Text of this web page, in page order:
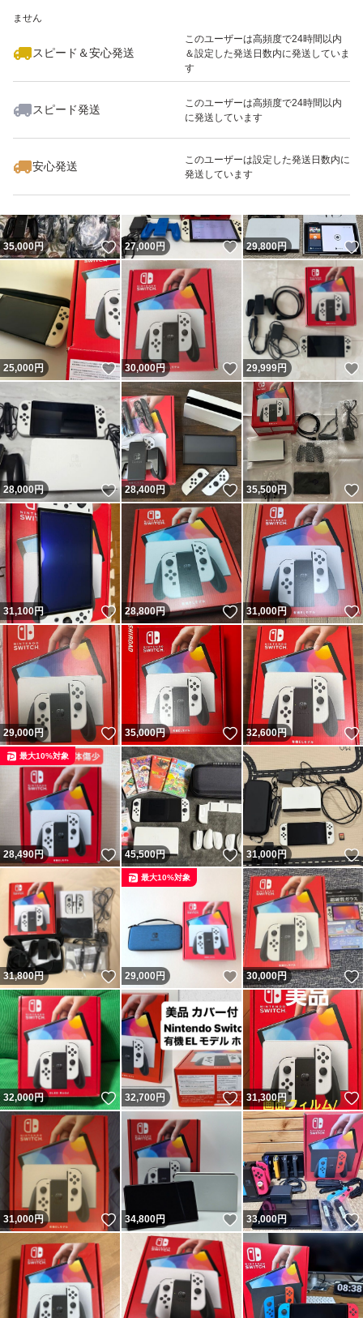
ません
スピード＆安心発送
このユーザーは高頻度で24時間以内
＆設定した発送日数内に発送していま
す
スピード発送
このユーザーは高頻度で24時間以内
に発送しています
安心発送
このユーザーは設定した発送日数内に
発送しています
いいね！
32,000
35,000円 いいね！
27,000円 いいね！
29,800円
25,000円 いいね！
30,000円 いいね！
29,999円
28,000円 いいね！
28,400円 いいね！
35,500円
31,100円 いいね！
28,800円 いいね！
31,000円
29,000円 いいね！
35,000円 いいね！
32,600円
28,490円 いいね！
最大10%対象
45,500円 いいね！
31,000円
31,800円 いいね！
29,000 円 いいね！
最大10%対象
30,000円
32,000円 いいね！
32,700円 いいね！
31,300円
31,000円 いいね！
34,800円 いいね！
33,000円